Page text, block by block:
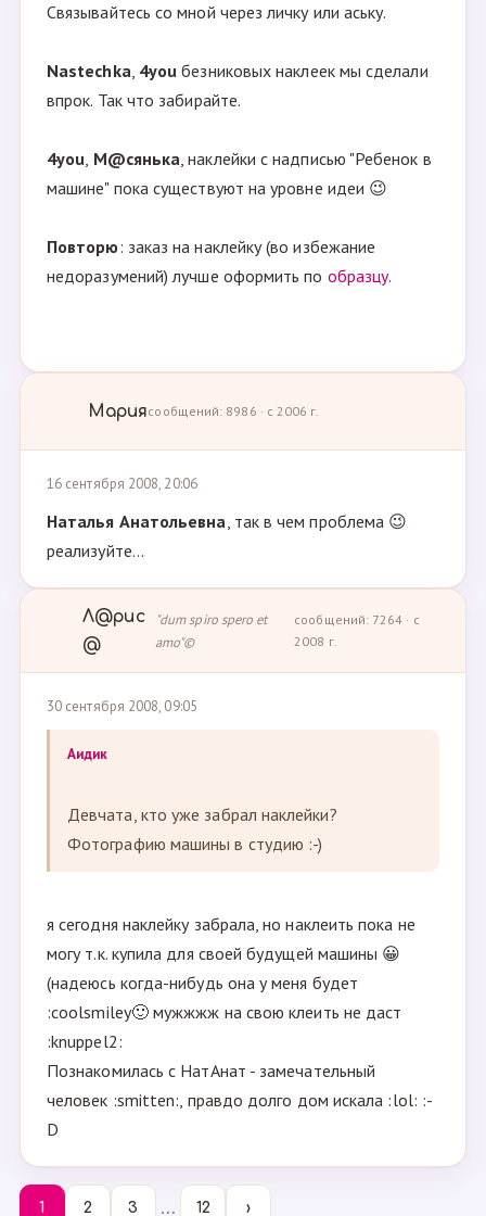
Связывайтесь со мной через личку или аську.
Nastechka, 4you безниковых наклеек мы сделали
впрок. Так что забирайте.
4you, М@сянька, наклейки с надписью "Ребенок в
машине" пока существуют на уровне идеи 😉
Повторю: заказ на наклейку (во избежание
недоразумений) лучше оформить по образцу.
Мариясообщений: 8986 · с 2006 г.
16 сентября 2008, 20:06
Наталья Анатольевна, так в чем проблема 😉
реализуйте...
Л@рис
@
"dum spiro spero et
amo"©
сообщений: 7264 · с
2008 г.
30 сентября 2008, 09:05
Аидик
Девчата, кто уже забрал наклейки?
Фотографию машины в студию :-)
я сегодня наклейку забрала, но наклеить пока не
могу т.к. купила для своей будущей машины 😀
(надеюсь когда-нибудь она у меня будет
:coolsmiley🙂 мужжжж на свою клеить не даст
:knuppel2:
Познакомилась с НатАнат - замечательный
человек :smitten:, правдо долго дом искала :lol: :-
D
1 2 3 … 12 ›